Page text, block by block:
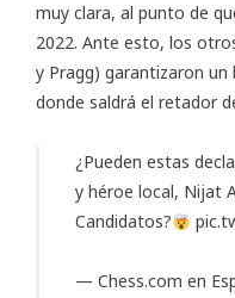
muy clara, al punto de
2022. Ante esto, los
y Pragg) garantizaron
donde saldrá el retador
¿Pueden estas
y héroe local, Nijat
Candidatos?
— Chess.com en